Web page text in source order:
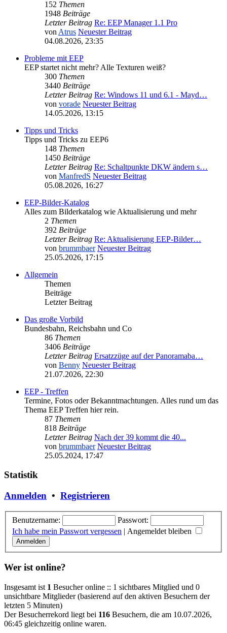
152 Themen
1948 Beiträge
Letzter Beitrag Re: EEP Manager 1.1 Pro
von Atrus Neuester Beitrag
04.08.2026, 23:35
Probleme mit EEP
EEP startet nicht mehr? Alle Texturen weiß?
300 Themen
3440 Beiträge
Letzter Beitrag Re: Windows 11 und 6.1 - Mayd…
von vorade Neuester Beitrag
14.05.2026, 13:15
Tipps und Tricks
Tipps und Tricks zu EEP6
148 Themen
1450 Beiträge
Letzter Beitrag Re: Schaltpunkte DKW ändern s…
von ManfredS Neuester Beitrag
05.08.2026, 16:27
EEP-Bilder-Katalog
Alles zum Bilderkatalog wie Aktualisierung und mehr
2 Themen
392 Beiträge
Letzter Beitrag Re: Aktualisierung EEP-Bilder…
von brummbaer Neuester Beitrag
25.05.2026, 17:15
Allgemein
Themen
Beiträge
Letzter Beitrag
Das große Vorbild
Bundesbahn, Reichsbahn und Co
86 Themen
3406 Beiträge
Letzter Beitrag Ersatzzüge auf der Panoramaba…
von Benny Neuester Beitrag
21.07.2026, 22:30
EEP - Treffen
Termine, Fotos oder Bekanntmachtungen. Alles rund um das
Thema EEP Treffen hier rein.
87 Themen
818 Beiträge
Letzter Beitrag Nach der 39 kommt die 40...
von brummbaer Neuester Beitrag
25.05.2024, 17:47
Statistik
Anmelden • Registrieren
Benutzername:
Passwort:
Ich habe mein Passwort vergessen | Angemeldet bleiben
Wer ist online?
Insgesamt ist 1 Besucher online :: 1 sichtbares Mitglied und 0
unsichtbare Mitglieder (basierend auf den aktiven Besuchern der
letzten 5 Minuten)
Der Besucherrekord liegt bei 116 Besuchern, die am 10.07.2026,
06:45 gleichzeitig online waren.